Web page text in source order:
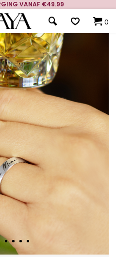
VANAF €49.99
0